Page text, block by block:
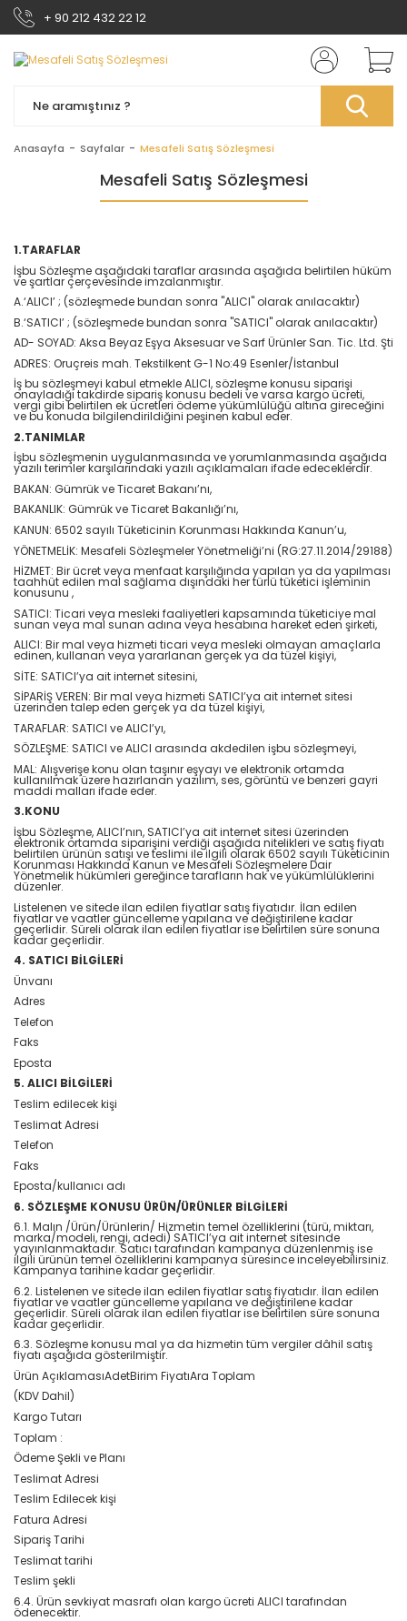
+ 90 212 432 22 12
Anasayfa Sayfalar Mesafeli Satış Sözleşmesi
Mesafeli Satış Sözleşmesi
1.TARAFLAR
İşbu Sözleşme aşağıdaki taraflar arasında aşağıda belirtilen hüküm
ve şartlar çerçevesinde imzalanmıştır.
A.‘ALICI’ ; (sözleşmede bundan sonra "ALICI" olarak anılacaktır)
B.‘SATICI’ ; (sözleşmede bundan sonra "SATICI" olarak anılacaktır)
AD- SOYAD: Aksa Beyaz Eşya Aksesuar ve Sarf Ürünler San. Tic. Ltd. Şti
ADRES: Oruçreis mah. Tekstilkent G-1 No:49 Esenler/İstanbul
İş bu sözleşmeyi kabul etmekle ALICI, sözleşme konusu siparişi
onayladığı takdirde sipariş konusu bedeli ve varsa kargo ücreti,
vergi gibi belirtilen ek ücretleri ödeme yükümlülüğü altına gireceğini
ve bu konuda bilgilendirildiğini peşinen kabul eder.
2.TANIMLAR
İşbu sözleşmenin uygulanmasında ve yorumlanmasında aşağıda
yazılı terimler karşılarındaki yazılı açıklamaları ifade edeceklerdir.
BAKAN: Gümrük ve Ticaret Bakanı’nı,
BAKANLIK: Gümrük ve Ticaret Bakanlığı’nı,
KANUN: 6502 sayılı Tüketicinin Korunması Hakkında Kanun’u,
YÖNETMELİK: Mesafeli Sözleşmeler Yönetmeliği’ni (RG:27.11.2014/29188)
HİZMET: Bir ücret veya menfaat karşılığında yapılan ya da yapılması
taahhüt edilen mal sağlama dışındaki her türlü tüketici işleminin
konusunu ,
SATICI: Ticari veya mesleki faaliyetleri kapsamında tüketiciye mal
sunan veya mal sunan adına veya hesabına hareket eden şirketi,
ALICI: Bir mal veya hizmeti ticari veya mesleki olmayan amaçlarla
edinen, kullanan veya yararlanan gerçek ya da tüzel kişiyi,
SİTE: SATICI’ya ait internet sitesini,
SİPARİŞ VEREN: Bir mal veya hizmeti SATICI’ya ait internet sitesi
üzerinden talep eden gerçek ya da tüzel kişiyi,
TARAFLAR: SATICI ve ALICI’yı,
SÖZLEŞME: SATICI ve ALICI arasında akdedilen işbu sözleşmeyi,
MAL: Alışverişe konu olan taşınır eşyayı ve elektronik ortamda
kullanılmak üzere hazırlanan yazılım, ses, görüntü ve benzeri gayri
maddi malları ifade eder.
3.KONU
İşbu Sözleşme, ALICI’nın, SATICI’ya ait internet sitesi üzerinden
elektronik ortamda siparişini verdiği aşağıda nitelikleri ve satış fiyatı
belirtilen ürünün satışı ve teslimi ile ilgili olarak 6502 sayılı Tüketicinin
Korunması Hakkında Kanun ve Mesafeli Sözleşmelere Dair
Yönetmelik hükümleri gereğince tarafların hak ve yükümlülüklerini
düzenler.
Listelenen ve sitede ilan edilen fiyatlar satış fiyatıdır. İlan edilen
fiyatlar ve vaatler güncelleme yapılana ve değiştirilene kadar
geçerlidir. Süreli olarak ilan edilen fiyatlar ise belirtilen süre sonuna
kadar geçerlidir.
4. SATICI BİLGİLERİ
Ünvanı
Adres
Telefon
Faks
Eposta
5. ALICI BİLGİLERİ
Teslim edilecek kişi
Teslimat Adresi
Telefon
Faks
Eposta/kullanıcı adı
6. SÖZLEŞME KONUSU ÜRÜN/ÜRÜNLER BİLGİLERİ
6.1. Malın /Ürün/Ürünlerin/ Hizmetin temel özelliklerini (türü, miktarı,
marka/modeli, rengi, adedi) SATICI’ya ait internet sitesinde
yayınlanmaktadır. Satıcı tarafından kampanya düzenlenmiş ise
ilgili ürünün temel özelliklerini kampanya süresince inceleyebilirsiniz.
Kampanya tarihine kadar geçerlidir.
6.2. Listelenen ve sitede ilan edilen fiyatlar satış fiyatıdır. İlan edilen
fiyatlar ve vaatler güncelleme yapılana ve değiştirilene kadar
geçerlidir. Süreli olarak ilan edilen fiyatlar ise belirtilen süre sonuna
kadar geçerlidir.
6.3. Sözleşme konusu mal ya da hizmetin tüm vergiler dâhil satış
fiyatı aşağıda gösterilmiştir.
Ürün AçıklamasıAdetBirim FiyatıAra Toplam
(KDV Dahil)
Kargo Tutarı
Toplam :
Ödeme Şekli ve Planı
Teslimat Adresi
Teslim Edilecek kişi
Fatura Adresi
Sipariş Tarihi
Teslimat tarihi
Teslim şekli
6.4. Ürün sevkiyat masrafı olan kargo ücreti ALICI tarafından
ödenecektir.